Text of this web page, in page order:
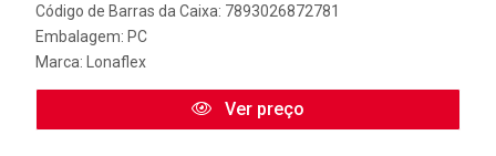
Código de Barras da Caixa: 7893026872781
Embalagem: PC
Marca:
Lonaflex
Ver preço